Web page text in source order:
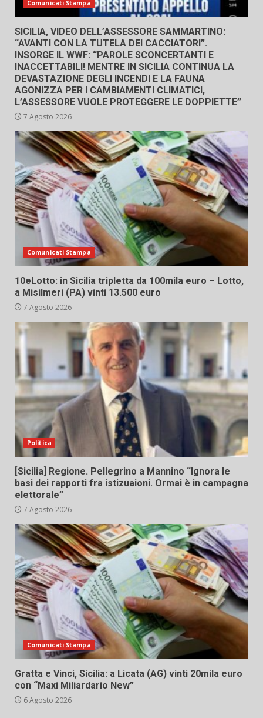
Comunicati Stampa
SICILIA, VIDEO DELL’ASSESSORE SAMMARTINO:
“AVANTI CON LA TUTELA DEI CACCIATORI”.
INSORGE IL WWF: “PAROLE SCONCERTANTI E
INACCETTABILI! MENTRE IN SICILIA CONTINUA LA
DEVASTAZIONE DEGLI INCENDI E LA FAUNA
AGONIZZA PER I CAMBIAMENTI CLIMATICI,
L’ASSESSORE VUOLE PROTEGGERE LE DOPPIETTE”
7 Agosto 2026
Comunicati Stampa
10eLotto: in Sicilia tripletta da 100mila euro – Lotto,
a Misilmeri (PA) vinti 13.500 euro
7 Agosto 2026
Politica
[Sicilia] Regione. Pellegrino a Mannino “Ignora le
basi dei rapporti fra istizuaioni. Ormai è in campagna
elettorale”
7 Agosto 2026
Comunicati Stampa
Gratta e Vinci, Sicilia: a Licata (AG) vinti 20mila euro
con “Maxi Miliardario New”
6 Agosto 2026